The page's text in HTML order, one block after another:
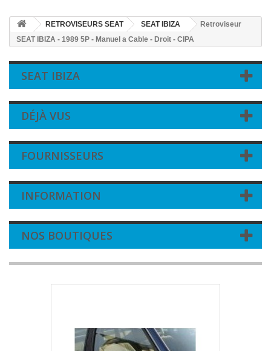
RETROVISEURS SEAT SEAT IBIZA
Retroviseur
SEAT IBIZA - 1989 5P - Manuel a Cable - Droit - CIPA
SEAT IBIZA
DÉJÀ VUS
FOURNISSEURS
INFORMATION
NOS BOUTIQUES